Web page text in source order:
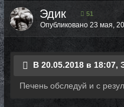
Эдик 51
Опубликовано 23 мая,
В 20.05.2018 в 18:07,
Печень обследуй и с